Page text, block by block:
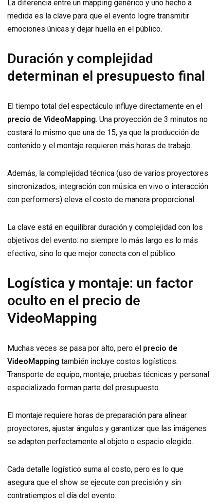
La diferencia entre un mapping genérico y uno hecho a
medida es la clave para que el evento logre transmitir
emociones únicas y dejar huella en el público.
Duración y complejidad
determinan el presupuesto final
El tiempo total del espectáculo influye directamente en el
precio de VideoMapping. Una proyección de 3 minutos no
costará lo mismo que una de 15, ya que la producción de
contenido y el montaje requieren más horas de trabajo.
Además, la complejidad técnica (uso de varios proyectores
sincronizados, integración con música en vivo o interacción
con performers) eleva el costo de manera proporcional.
La clave está en equilibrar duración y complejidad con los
objetivos del evento: no siempre lo más largo es lo más
efectivo, sino lo que mejor conecta con el público.
Logística y montaje: un factor
oculto en el precio de
VideoMapping
Muchas veces se pasa por alto, pero el precio de
VideoMapping también incluye costos logísticos.
Transporte de equipo, montaje, pruebas técnicas y personal
especializado forman parte del presupuesto.
El montaje requiere horas de preparación para alinear
proyectores, ajustar ángulos y garantizar que las imágenes
se adapten perfectamente al objeto o espacio elegido.
Cada detalle logístico suma al costo, pero es lo que
asegura que el show se ejecute con precisión y sin
contratiempos el día del evento.